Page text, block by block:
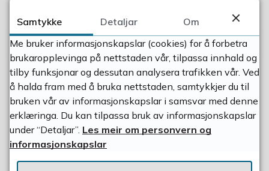
Vedtekter for Hjelmeland ungdomsråd
(PDF, 86 kB)
Kontaktkort
Samtykke Detaljar
Om
Me bruker informasjonskapslar (cookies) for å forbetra
brukaropplevinga på nettstaden vår, tilpassa innhald og
tilby funksjonar og dessutan analysera trafikken vår. Ved
å halda fram med å bruka nettstaden, samtykkjer du til
bruken vår av informasjonskapslar i samsvar med denne
erklæringa. Du kan tilpassa bruk av informasjonskapslar
under “Detaljar”. Les meir om personvern og
informasjonskapslar